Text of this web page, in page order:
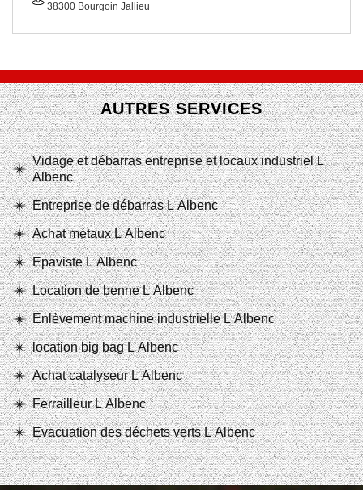
38300 Bourgoin Jallieu
AUTRES SERVICES
Vidage et débarras entreprise et locaux industriel L
Albenc
Entreprise de débarras L Albenc
Achat métaux L Albenc
Epaviste L Albenc
Location de benne L Albenc
Enlèvement machine industrielle L Albenc
location big bag L Albenc
Achat catalyseur L Albenc
Ferrailleur L Albenc
Evacuation des déchets verts L Albenc